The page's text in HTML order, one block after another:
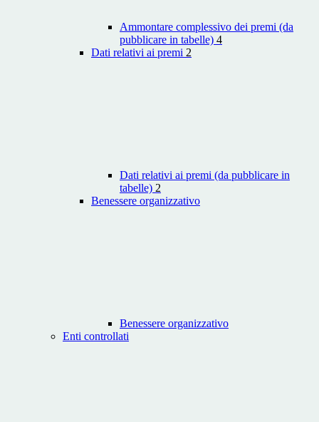
Ammontare complessivo dei premi (da
pubblicare in tabelle) 4
Dati relativi ai premi 2
Dati relativi ai premi (da pubblicare in
tabelle) 2
Benessere organizzativo
Benessere organizzativo
Enti controllati